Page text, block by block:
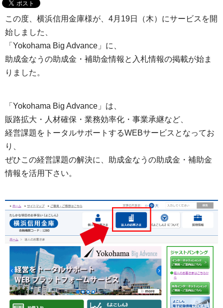
この度、横浜信用金庫様が、4月19日（木）にサービスを開
始しました、
「Yokohama Big Advance」に、
助成金なうの助成金・補助金情報と入札情報の掲載が始ま
りました。
「Yokohama Big Advance」は、
販路拡大・人材確保・業務効率化・事業承継など、
経営課題をトータルサポートするWEBサービスとなってお
り、
ぜひこの経営課題の解決に、助成金なうの助成金・補助金
情報を活用下さい。